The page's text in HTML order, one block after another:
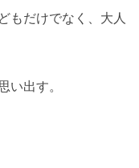
もだけでなく、大人
い出す。